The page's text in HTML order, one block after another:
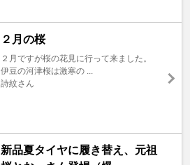
２月の桜
２月ですが桜の花見に行って来ました。
伊豆の河津桜は激寒の ...
詩紋さん
新品夏タイヤに履き替え、元祖